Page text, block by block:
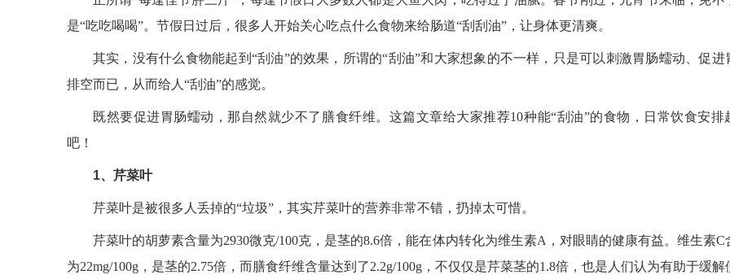
是“吃吃喝喝”。节假日过后，很多人开始关心吃点什么食物来给肠道“刮刮油”，让身体更清爽。
其实，没有什么食物能起到“刮油”的效果，所谓的“刮油”和大家想象的不一样，只是可以刺激胃肠蠕动、促进
排空而已，从而给人“刮油”的感觉。
既然要促进胃肠蠕动，那自然就少不了膳食纤维。这篇文章给大家推荐10种能“刮油”的食物，日常饮食安排
吧！
1、芹菜叶
芹菜叶是被很多人丢掉的“垃圾”，其实芹菜叶的营养非常不错，扔掉太可惜。
芹菜叶的胡萝素含量为2930微克/100克，是茎的8.6倍，能在体内转化为维生素A，对眼睛的健康有益。维生素C
为22mg/100g，是茎的2.75倍，而膳食纤维含量达到了2.2g/100g，不仅仅是芹菜茎的1.8倍，也是人们认为有助于缓解